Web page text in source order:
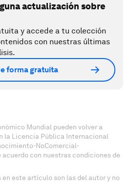
actualización sobre
y accede a tu colección
con nuestras últimas
forma gratuita
Mundial pueden volver a
la Licencia Pública Internacional
NoComercial-
acuerdo con nuestras condiciones de
en este artículo son las del autor y no